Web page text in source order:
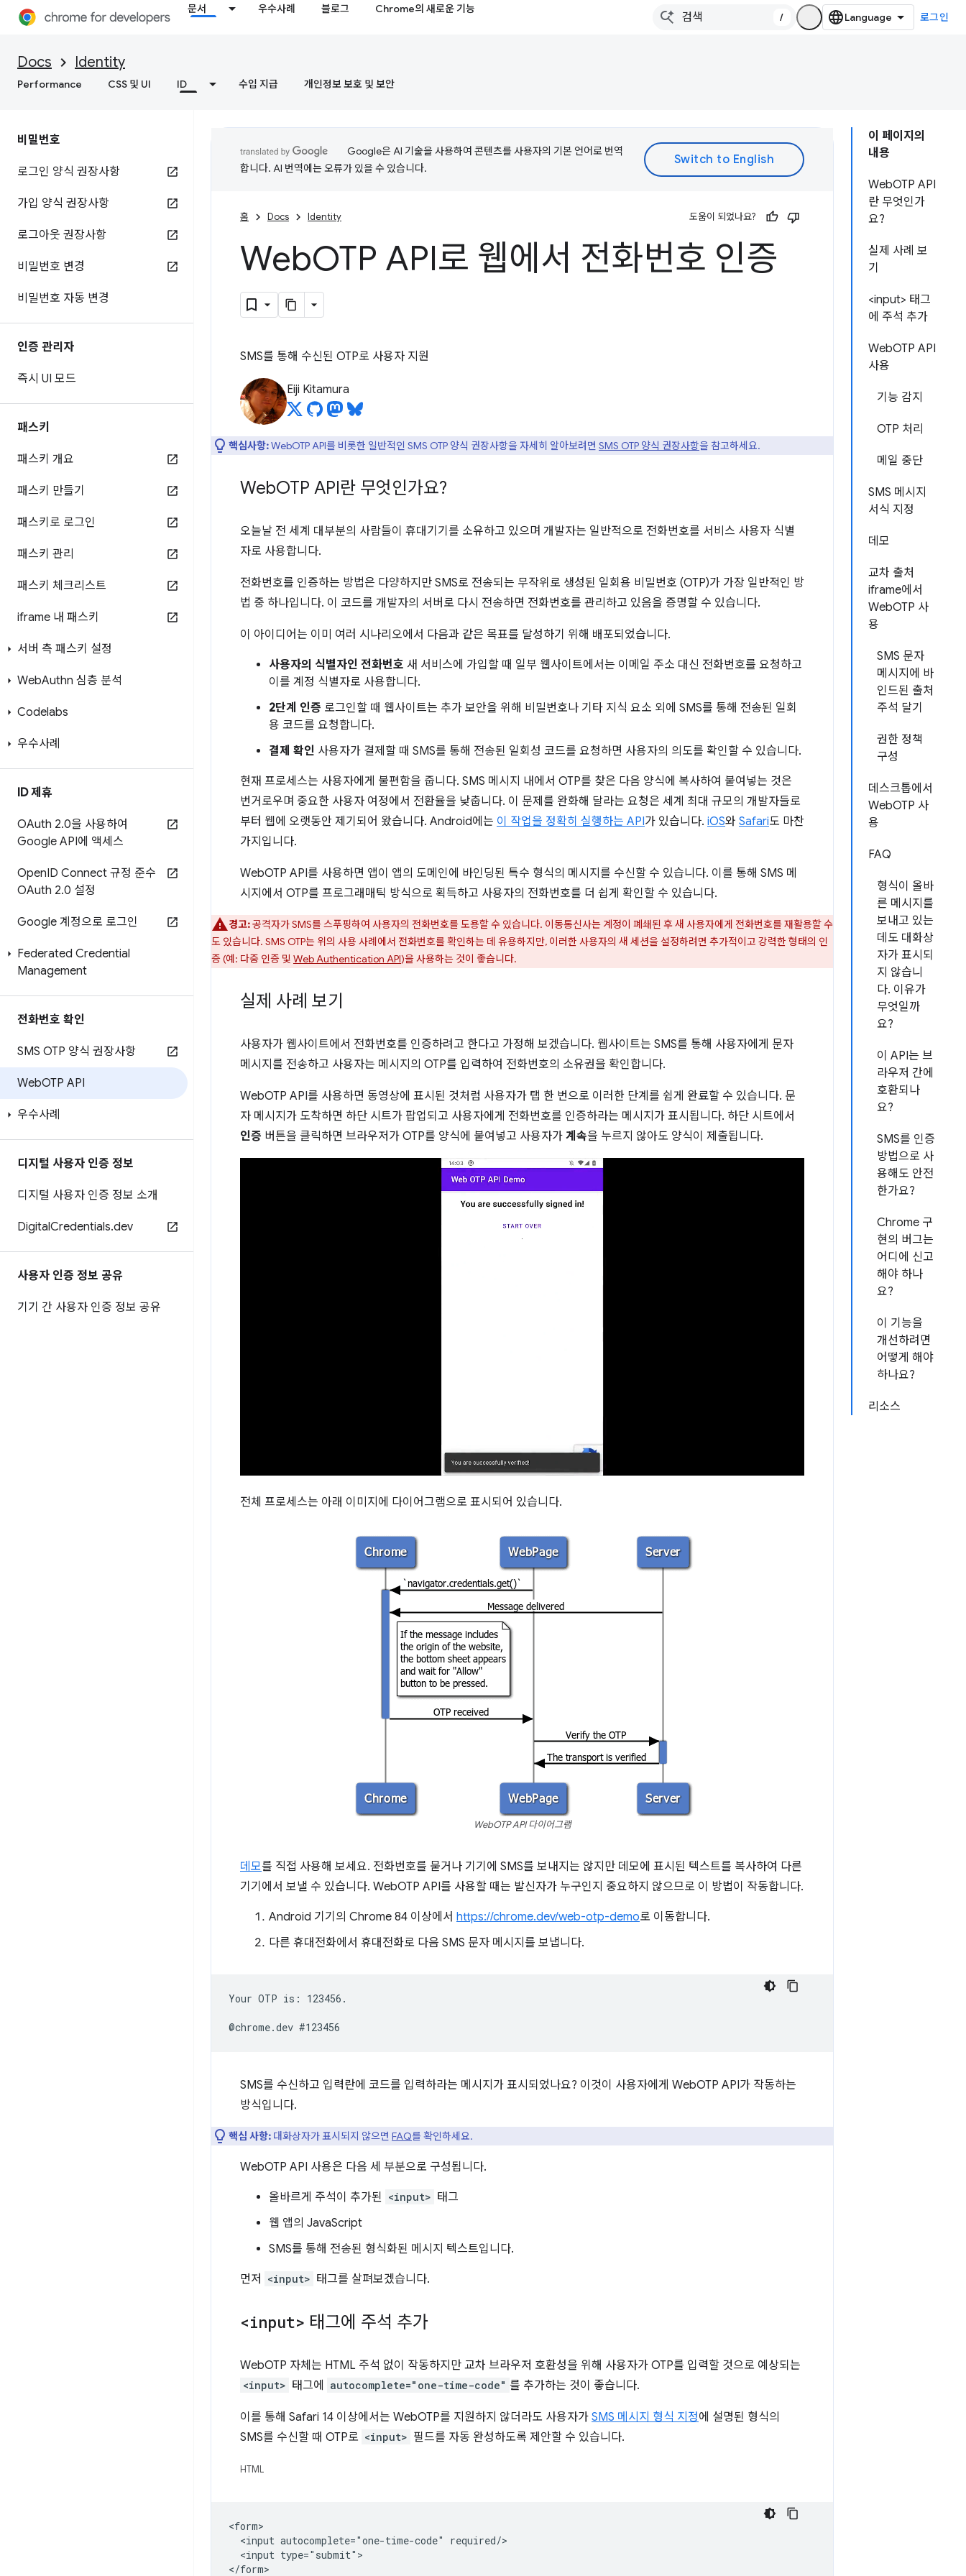
문서 우수사례 블로그 Chrome의 새로운 기능
/ 로그인
Docs Identity
Performance CSS 및 UI ID 수입 지급 개인정보 보호 및 보안
비밀번호
로그인 양식 권장사항
가입 양식 권장사항
로그아웃 권장사항
비밀번호 변경
비밀번호 자동 변경
인증 관리자
즉시 UI 모드
패스키
패스키 개요
패스키 만들기
패스키로 로그인
패스키 관리
패스키 체크리스트
iframe 내 패스키
서버 측 패스키 설정
WebAuthn 심층 분석
Codelabs
우수사례
ID 제휴
OAuth 2.0을 사용하여
Google API에 액세스
OpenID Connect 규정 준수
OAuth 2.0 설정
Google 계정으로 로그인
Federated Credential
Management
전화번호 확인
SMS OTP 양식 권장사항
WebOTP API
우수사례
디지털 사용자 인증 정보
디지털 사용자 인증 정보 소개
DigitalCredentials.dev
사용자 인증 정보 공유
기기 간 사용자 인증 정보 공유
이 페이지의
내용
WebOTP API
란 무엇인가
요?
실제 사례 보
기
<input> 태그
에 주석 추가
WebOTP API
사용
기능 감지
OTP 처리
메일 중단
SMS 메시지
서식 지정
데모
교차 출처
iframe에서
WebOTP 사
용
SMS 문자
메시지에 바
인드된 출처
주석 달기
권한 정책
구성
데스크톱에서
WebOTP 사
용
FAQ
형식이 올바
른 메시지를
보내고 있는
데도 대화상
자가 표시되
지 않습니
다. 이유가
무엇일까
요?
이 API는 브
라우저 간에
호환되나
요?
SMS를 인증
방법으로 사
용해도 안전
한가요?
Chrome 구
현의 버그는
어디에 신고
해야 하나
요?
이 기능을
개선하려면
어떻게 해야
하나요?
리소스
Google은 AI 기술을 사용하여 콘텐츠를 사용자의 기본 언어로 번역
합니다. AI 번역에는 오류가 있을 수 있습니다.
홈 Docs Identity 도움이 되었나요?
WebOTP API로 웹에서 전화번호 인증
SMS를 통해 수신된 OTP로 사용자 지원
Eiji Kitamura
핵심사항:WebOTP API를 비롯한 일반적인 SMS OTP 양식 권장사항을 자세히 알아보려면 SMS OTP 양식 권장사항을 참고하세요.
WebOTP API란 무엇인가요?
오늘날 전 세계 대부분의 사람들이 휴대기기를 소유하고 있으며 개발자는 일반적으로 전화번호를 서비스 사용자 식별
자로 사용합니다.
전화번호를 인증하는 방법은 다양하지만 SMS로 전송되는 무작위로 생성된 일회용 비밀번호 (OTP)가 가장 일반적인 방
법 중 하나입니다. 이 코드를 개발자의 서버로 다시 전송하면 전화번호를 관리하고 있음을 증명할 수 있습니다.
이 아이디어는 이미 여러 시나리오에서 다음과 같은 목표를 달성하기 위해 배포되었습니다.
사용자의 식별자인 전화번호 새 서비스에 가입할 때 일부 웹사이트에서는 이메일 주소 대신 전화번호를 요청하고
이를 계정 식별자로 사용합니다.
2단계 인증 로그인할 때 웹사이트는 추가 보안을 위해 비밀번호나 기타 지식 요소 외에 SMS를 통해 전송된 일회
용 코드를 요청합니다.
결제 확인 사용자가 결제할 때 SMS를 통해 전송된 일회성 코드를 요청하면 사용자의 의도를 확인할 수 있습니다.
현재 프로세스는 사용자에게 불편함을 줍니다. SMS 메시지 내에서 OTP를 찾은 다음 양식에 복사하여 붙여넣는 것은
번거로우며 중요한 사용자 여정에서 전환율을 낮춥니다. 이 문제를 완화해 달라는 요청은 세계 최대 규모의 개발자들로
부터 웹에 오랫동안 제기되어 왔습니다. Android에는 이 작업을 정확히 실행하는 API가 있습니다. iOS와 Safari도 마찬
가지입니다.
WebOTP API를 사용하면 앱이 앱의 도메인에 바인딩된 특수 형식의 메시지를 수신할 수 있습니다. 이를 통해 SMS 메
시지에서 OTP를 프로그래매틱 방식으로 획득하고 사용자의 전화번호를 더 쉽게 확인할 수 있습니다.
경고:공격자가 SMS를 스푸핑하여 사용자의 전화번호를 도용할 수 있습니다. 이동통신사는 계정이 폐쇄된 후 새 사용자에게 전화번호를 재활용할 수
도 있습니다. SMS OTP는 위의 사용 사례에서 전화번호를 확인하는 데 유용하지만, 이러한 사용자의 새 세션을 설정하려면 추가적이고 강력한 형태의 인
증 (예: 다중 인증 및 Web Authentication API)을 사용하는 것이 좋습니다.
실제 사례 보기
사용자가 웹사이트에서 전화번호를 인증하려고 한다고 가정해 보겠습니다. 웹사이트는 SMS를 통해 사용자에게 문자
메시지를 전송하고 사용자는 메시지의 OTP를 입력하여 전화번호의 소유권을 확인합니다.
WebOTP API를 사용하면 동영상에 표시된 것처럼 사용자가 탭 한 번으로 이러한 단계를 쉽게 완료할 수 있습니다. 문
자 메시지가 도착하면 하단 시트가 팝업되고 사용자에게 전화번호를 인증하라는 메시지가 표시됩니다. 하단 시트에서
인증 버튼을 클릭하면 브라우저가 OTP를 양식에 붙여넣고 사용자가 계속을 누르지 않아도 양식이 제출됩니다.
전체 프로세스는 아래 이미지에 다이어그램으로 표시되어 있습니다.
WebOTP API 다이어그램
데모를 직접 사용해 보세요. 전화번호를 묻거나 기기에 SMS를 보내지는 않지만 데모에 표시된 텍스트를 복사하여 다른
기기에서 보낼 수 있습니다. WebOTP API를 사용할 때는 발신자가 누구인지 중요하지 않으므로 이 방법이 작동합니다.
Android 기기의 Chrome 84 이상에서 https://chrome.dev/web-otp-demo로 이동합니다.
다른 휴대전화에서 휴대전화로 다음 SMS 문자 메시지를 보냅니다.
Your OTP is: 123456.
SMS를 수신하고 입력란에 코드를 입력하라는 메시지가 표시되었나요? 이것이 사용자에게 WebOTP API가 작동하는
방식입니다.
핵심 사항: 대화상자가 표시되지 않으면 FAQ를 확인하세요.
WebOTP API 사용은 다음 세 부분으로 구성됩니다.
올바르게 주석이 추가된 <input> 태그
웹 앱의 JavaScript
SMS를 통해 전송된 형식화된 메시지 텍스트입니다.
먼저 <input> 태그를 살펴보겠습니다.
<input> 태그에 주석 추가
WebOTP 자체는 HTML 주석 없이 작동하지만 교차 브라우저 호환성을 위해 사용자가 OTP를 입력할 것으로 예상되는
<input> 태그에 autocomplete="one-time-code" 를 추가하는 것이 좋습니다.
이를 통해 Safari 14 이상에서는 WebOTP를 지원하지 않더라도 사용자가 SMS 메시지 형식 지정에 설명된 형식의
SMS를 수신할 때 OTP로 <input> 필드를 자동 완성하도록 제안할 수 있습니다.
HTML
<form>
  <input autocomplete="one-time-code" required/>
  <input type="submit">